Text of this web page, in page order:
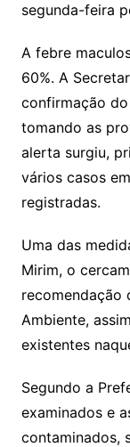
segunda-feira
A febre
60%. A
confirmação
tomando as
alerta surgiu,
vários casos
registradas.
Uma das
Mirim, o
recomendação
Ambiente,
existentes
Segundo a
examinados e
contaminados,